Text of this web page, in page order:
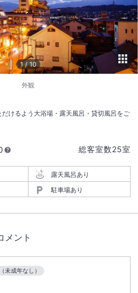
1 /10
外観
けるよう大浴場・露天風呂・貸切風呂をご
総客室数25室
クアウト
露天風呂あり
駐車場あり
メント
未成年なし）